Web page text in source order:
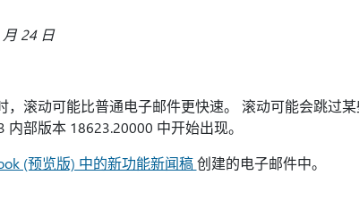
24 日
，滚动可能比普通电子邮件更快速。 滚动可能会跳过
部版本 18623.20000 中开始出现。
(预览版) 中的新功能新闻稿创建的电子邮件中。